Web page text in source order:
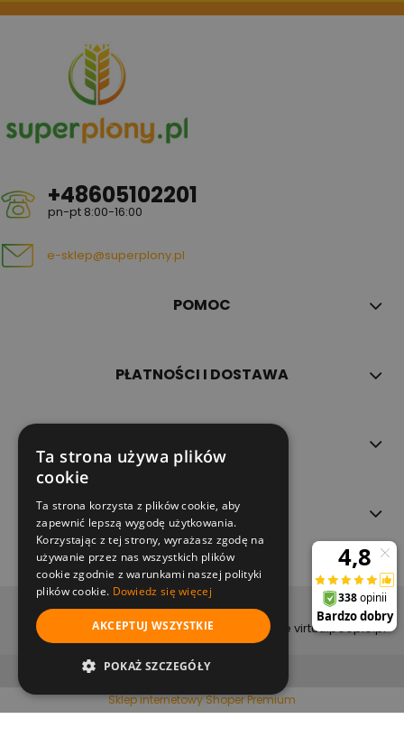
+48605102201
pn-pt 8:00-16:00
e-sklep@superplony.pl
POMOC
PŁATNOŚCI I DOSTAWA
O NAS
copyright (c) 2022
projekt i wykonanie virtualpeople.pl
pokaż pełną wersję strony
Sklep internetowy Shoper Premium
Ta strona używa plików
cookie
Ta strona korzysta z plików cookie, aby
zapewnić lepszą wygodę użytkowania.
Korzystając z tej strony, wyrażasz zgodę na
używanie przez nas wszystkich plików
cookie zgodnie z warunkami naszej polityki
plików cookie. Dowiedz się więcej
AKCEPTUJ WSZYSTKIE
POKAŻ SZCZEGÓŁY